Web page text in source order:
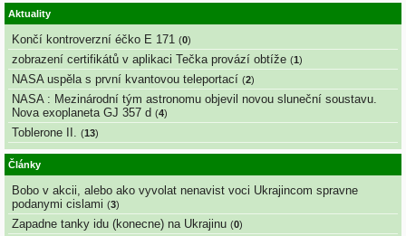
Aktuality
Končí kontroverzní éčko E 171 (0)
zobrazení certifikátů v aplikaci Tečka provází obtíže (1 )
NASA uspěla s první kvantovou teleportací (2)
NASA : Mezinárodní tým astronomu objevil novou sluneční soustavu.
Nova exoplaneta GJ 357 d (4)
Toblerone II. (13)
Články
Bobo v akcii, alebo ako vyvolat nenavist voci Ukrajincom spravne
podanymi cislami (3)
Zapadne tanky idu (konecne) na Ukrajinu (0)